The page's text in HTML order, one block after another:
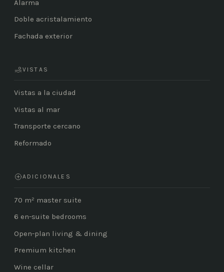
Alarma
Doble acristalamiento
Fachada exterior
VISTAS
Vistas a la ciudad
Vistas al mar
Transporte cercano
Reformado
ADICIONALES
70 m² master suite
6 en-suite bedrooms
Open-plan living & dining
Premium kitchen
Wine cellar